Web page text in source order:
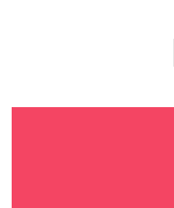
ששנה הבאה אנחנו עוברים אחרי